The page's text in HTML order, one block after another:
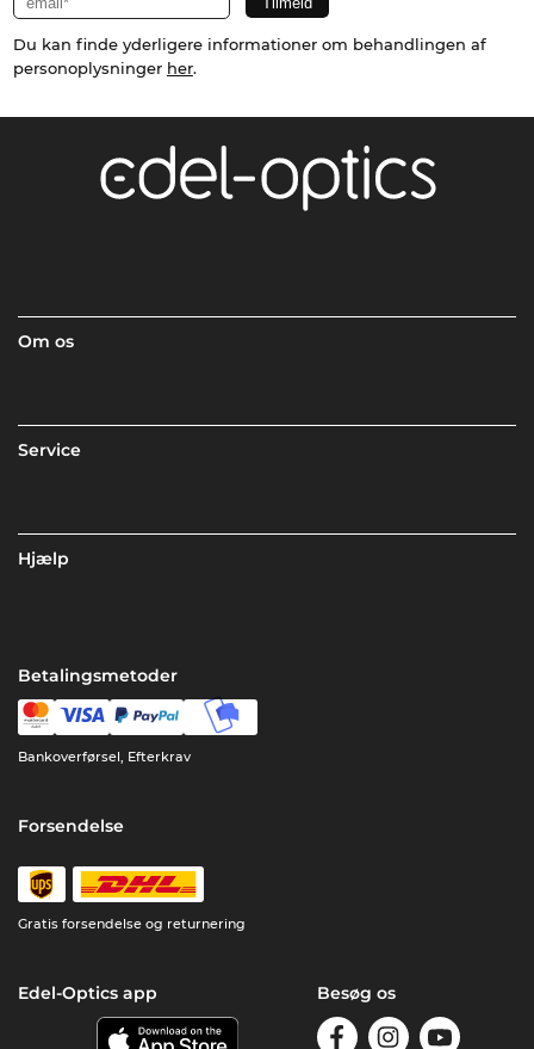
Du kan finde yderligere informationer om behandlingen af
personoplysninger her.
Om os
Service
Hjælp
Betalingsmetoder
Bankoverførsel, Efterkrav
Forsendelse
Gratis forsendelse og returnering
Edel-Optics app Besøg os